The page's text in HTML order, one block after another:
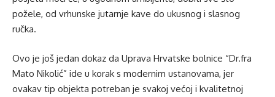
požele, od vrhunske jutarnje kave do ukusnog i slasnog
ručka.
Ovo je još jedan dokaz da Uprava Hrvatske bolnice “Dr.fra
Mato Nikolić” ide u korak s modernim ustanovama, jer
ovakav tip objekta potreban je svakoj većoj i kvalitetnoj